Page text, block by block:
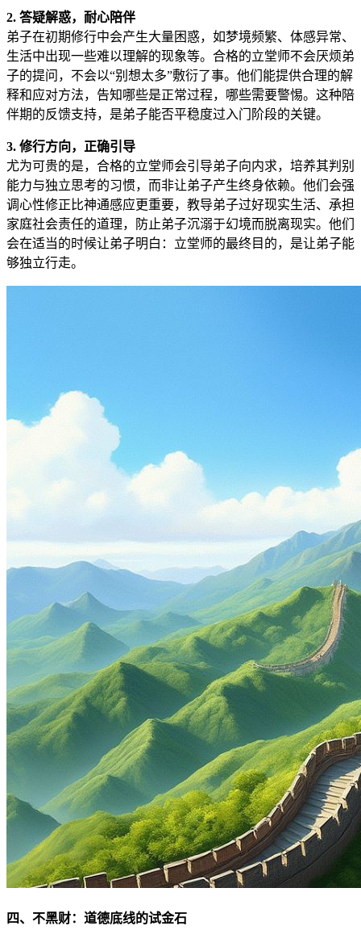
2. 答疑解惑，耐心陪伴
弟子在初期修行中会产生大量困惑，如梦境频繁、体感异常、
生活中出现一些难以理解的现象等。合格的立堂师不会厌烦弟
子的提问，不会以“别想太多”敷衍了事。他们能提供合理的解
释和应对方法，告知哪些是正常过程，哪些需要警惕。这种陪
伴期的反馈支持，是弟子能否平稳度过入门阶段的关键。
3. 修行方向，正确引导
尤为可贵的是，合格的立堂师会引导弟子向内求，培养其判别
能力与独立思考的习惯，而非让弟子产生终身依赖。他们会强
调心性修正比神通感应更重要，教导弟子过好现实生活、承担
家庭社会责任的道理，防止弟子沉溺于幻境而脱离现实。他们
会在适当的时候让弟子明白：立堂师的最终目的，是让弟子能
够独立行走。
四、不黑财：道德底线的试金石